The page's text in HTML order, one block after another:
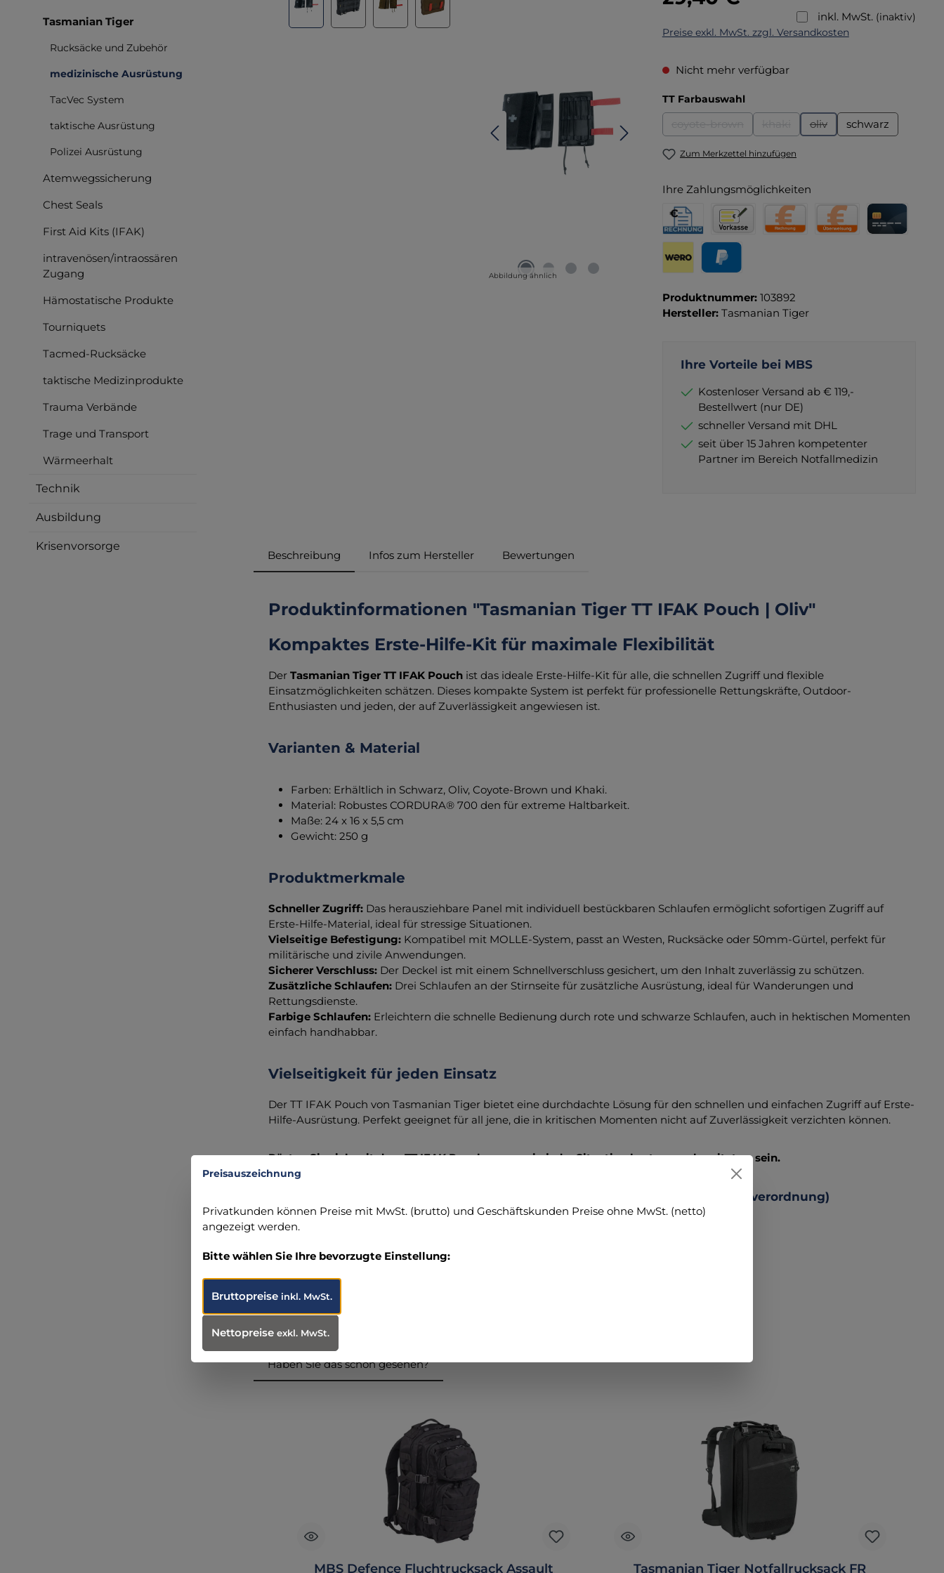
Tasmanian Tiger
Rucksäcke und Zubehör
medizinische Ausrüstung
TacVec System
taktische Ausrüstung
Polizei Ausrüstung
Atemwegssicherung
Chest Seals
First Aid Kits (IFAK)
intravenösen/intraossären
Zugang
Hämostatische Produkte
Tourniquets
Tacmed-Rucksäcke
taktische Medizinprodukte
Trauma Verbände
Trage und Transport
Wärmeerhalt
Technik
Ausbildung
Krisenvorsorge
Abbildung ähnlich
inkl. MwSt. (inaktiv)
Preise exkl. MwSt. zzgl. Versandkosten
Nicht mehr verfügbar
TT Farbauswahlauswählen
(Diese Option ist zurzeit nicht verfügbar.)
(Diese Option ist zurzeit nicht
oliv
(Diese Option ist zurzeit
schwarz
Zum Merkzettel hinzufügen
Ihre Zahlungsmöglichkeiten
Rechnung für Behörden
Vorkasse
Produktnummer: 103892
Hersteller: Tasmanian Tiger
Ihre Vorteile bei MBS
Kostenloser Versand ab € 119,-
Bestellwert (nur DE)
schneller Versand mit DHL
seit über 15 Jahren kompetenter
Partner im Bereich Notfallmedizin
Beschreibung Infos zum Hersteller Bewertungen
Produktinformationen "Tasmanian Tiger TT IFAK Pouch | Oliv"
Kompaktes Erste-Hilfe-Kit für maximale Flexibilität
Der Tasmanian Tiger TT IFAK Pouch ist das ideale Erste-Hilfe-Kit für alle, die schnellen Zugriff und flexible
Einsatzmöglichkeiten schätzen. Dieses kompakte System ist perfekt für professionelle Rettungskräfte, Outdoor-
Enthusiasten und jeden, der auf Zuverlässigkeit angewiesen ist.
Varianten & Material
Farben: Erhältlich in Schwarz, Oliv, Coyote-Brown und Khaki.
Material: Robustes CORDURA® 700 den für extreme Haltbarkeit.
Maße: 24 x 16 x 5,5 cm
Gewicht: 250 g
Produktmerkmale
Schneller Zugriff: Das herausziehbare Panel mit individuell bestückbaren Schlaufen ermöglicht sofortigen Zugriff auf
Erste-Hilfe-Material, ideal für stressige Situationen.
Vielseitige Befestigung: Kompatibel mit MOLLE-System, passt an Westen, Rucksäcke oder 50mm-Gürtel, perfekt für
militärische und zivile Anwendungen.
Sicherer Verschluss: Der Deckel ist mit einem Schnellverschluss gesichert, um den Inhalt zuverlässig zu schützen.
Zusätzliche Schlaufen: Drei Schlaufen an der Stirnseite für zusätzliche Ausrüstung, ideal für Wanderungen und
Rettungsdienste.
Farbige Schlaufen: Erleichtern die schnelle Bedienung durch rote und schwarze Schlaufen, auch in hektischen Momenten
einfach handhabbar.
Vielseitigkeit für jeden Einsatz
Der TT IFAK Pouch von Tasmanian Tiger bietet eine durchdachte Lösung für den schnellen und einfachen Zugriff auf Erste-
Hilfe-Ausrüstung. Perfekt geeignet für all jene, die in kritischen Momenten nicht auf Zuverlässigkeit verzichten können.
Rüsten Sie sich mit dem TT IFAK Pouch aus, um in jeder Situation bestens vorbereitet zu sein.
Angaben zum Hersteller (Informationspflichten zur GPSR Produktsicherheitsverordnung)
TATONKA GmbH
86453 Dasing, Deutschland
info@tatonka.com
Haben Sie das schon gesehen?
MBS Defence Fluchtrucksack Assault
Tasmanian Tiger Notfallrucksack FR
Preisauszeichnung
Privatkunden können Preise mit MwSt. (brutto) und Geschäftskunden Preise ohne MwSt. (netto)
angezeigt werden.
Bitte wählen Sie Ihre bevorzugte Einstellung:
Bruttopreise inkl. MwSt.
Nettopreise exkl. MwSt.